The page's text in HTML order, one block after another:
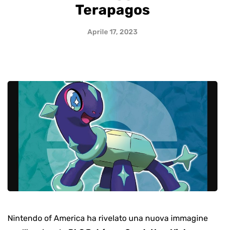
Terapagos
Aprile 17, 2023
Nintendo of America ha rivelato una nuova immagine